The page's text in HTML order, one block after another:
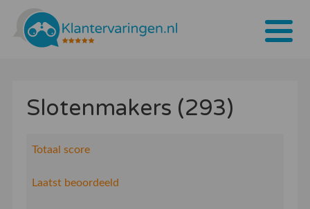
Tarieven
Slotenmakers (293)
Totaal score
Laatst beoordeeld